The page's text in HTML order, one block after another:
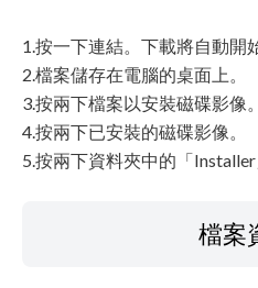
1.按一下連結。下載將自動開
2.檔案儲存在電腦的桌面上。
3.按兩下檔案以安裝磁碟影像。
4.按兩下已安裝的磁碟影像。
5.按兩下資料夾中的「
檔案